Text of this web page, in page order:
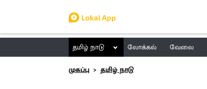
தமிழ் நாடு லோக்கல் வேலை
முகப்பு
தமிழ் நாடு